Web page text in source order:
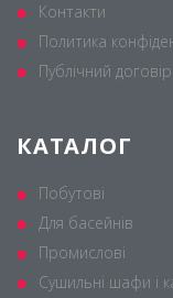
Контакти
Политика
Публічний
КАТАЛОГ
Побутові
Для басейнів
Промислові
Сушильні шафи і